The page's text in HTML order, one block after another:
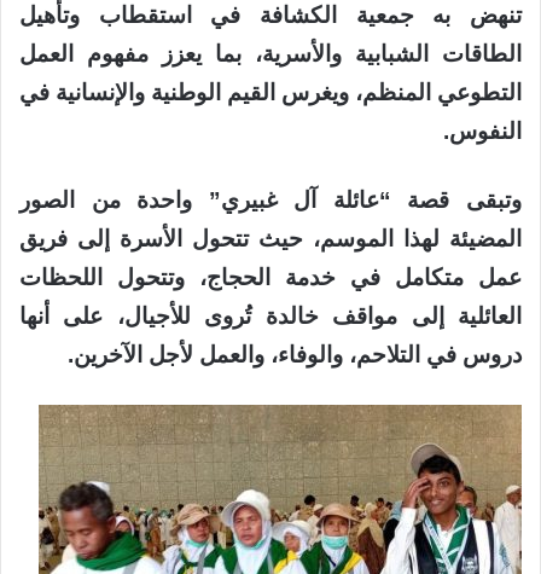
تنهض به جمعية الكشافة في استقطاب وتأهيل
الطاقات الشبابية والأسرية، بما يعزز مفهوم العمل
التطوعي المنظم، ويغرس القيم الوطنية والإنسانية في
النفوس.
وتبقى قصة “عائلة آل غبيري” واحدة من الصور
المضيئة لهذا الموسم، حيث تتحول الأسرة إلى فريق
عمل متكامل في خدمة الحجاج، وتتحول اللحظات
العائلية إلى مواقف خالدة تُروى للأجيال، على أنها
دروس في التلاحم، والوفاء، والعمل لأجل الآخرين.